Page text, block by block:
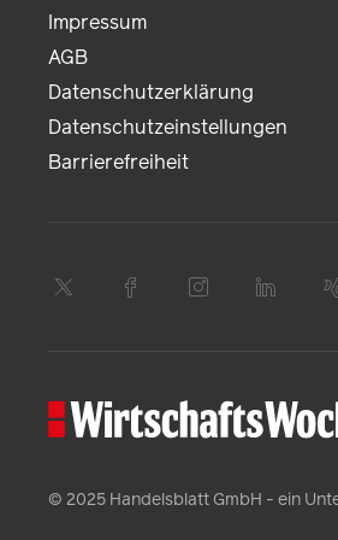
Impressum
AGB
Datenschutzerklärung
Datenschutzeinstellungen
Barrierefreiheit
© 2025 Handelsblatt GmbH - ein